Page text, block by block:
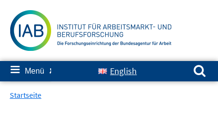
zum
Inhalt
≡ Menü ✘ English
Suchen nach:
Startseite